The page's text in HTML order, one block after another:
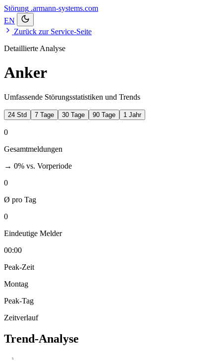
Störung .armann-systems.com
EN
Zurück zur Service-Seite
Detaillierte Analyse
Anker
Umfassende Störungsstatistiken und Trends
24 Std 7 Tage 30 Tage 90 Tage 1 Jahr
0
Gesamtmeldungen
→ 0% vs. Vorperiode
0
Ø pro Tag
0
Eindeutige Melder
00:00
Peak-Zeit
Montag
Peak-Tag
Zeitverlauf
Trend-Analyse
5